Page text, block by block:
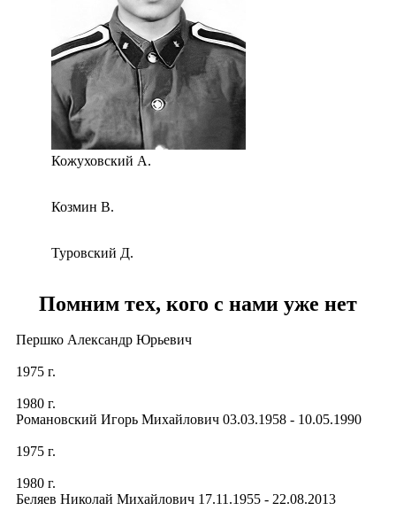
Кожуховский А.
Козмин В.
Туровский Д.
Помним тех, кого с нами уже нет
Першко Александр Юрьевич
1975 г.
1980 г.
Романовский Игорь Михайлович 03.03.1958 - 10.05.1990
1975 г.
1980 г.
Беляев Николай Михайлович 17.11.1955 - 22.08.2013